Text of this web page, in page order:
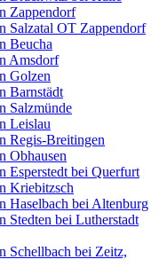
Zappendorf
Salzatal OT Zappendorf
Beucha
Amsdorf
Golzen
Barnstädt
Salzmünde
Leislau
Regis-Breitingen
Obhausen
Esperstedt bei Querfurt
Kriebitzsch
Haselbach bei Altenburg
Stedten bei Lutherstadt
Schellbach bei Zeitz,